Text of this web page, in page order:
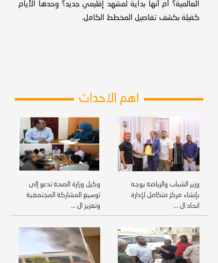
العالمية؟ أم أنها بداية لمشهد إقليمي جديد؟ وحدها الأيام
كفيلة بكشف تفاصيل المخطط الكامل.
اهم الاحداث
وزير الشباب والرياضة يوجه
بإنشاء مركز متكامل لإدارة
اتحاد ال ...
وكيل وزارة الصحة تدعو إلى
توسيع المشاركة المجتمعية
وتعزيز ال ...